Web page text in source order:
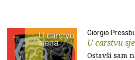
Giorgio
U carstvu
Ostavši sam